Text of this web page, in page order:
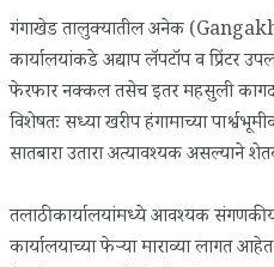
गंगाखेड तालुक्यातील अनेक
कार्यालयांकडे अद्याप लॅपटॉप व प्रिंटर
फेरफार नक्कल तसेच इतर महसुली
विशेषतः सध्या खरीप हंगामाच्या
सातबारा उतारा अत्यावश्यक असल्याने
तलाठी कार्यालयांमध्ये आवश्यक
कार्यालयाच्या फेऱ्या माराव्या लागत